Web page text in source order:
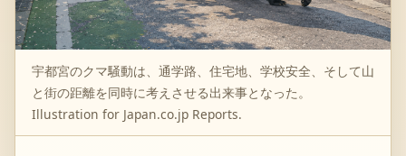
宇都宮のクマ騒動は、通学路、住宅地、学校安全、そして山
と街の距離を同時に考えさせる出来事となった。
Illustration for Japan.co.jp Reports.